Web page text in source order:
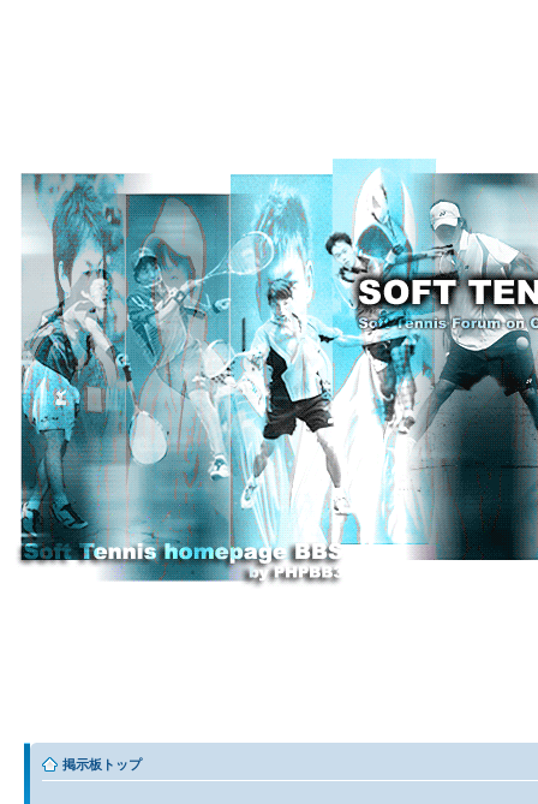
掲示板トップ